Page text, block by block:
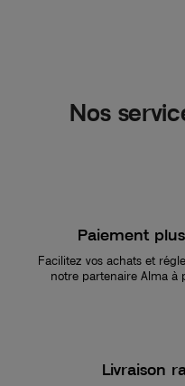
Nos
Paiement
Facilitez vos achats et
notre partenaire Alma
Livraison